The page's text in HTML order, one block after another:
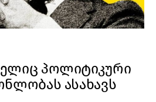
პოლიტიკური
ასახავს